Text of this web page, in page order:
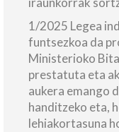
1/2025 Legea
funtsezkoa da
Ministerioko
prestatuta eta
aukera emango
handitzeko eta,
lehiakortasuna